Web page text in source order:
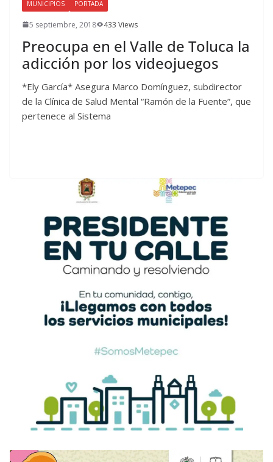
MUNICIPIOS PORTADA
5 septiembre, 2018 433 Views
Preocupa en el Valle de Toluca la
adicción por los videojuegos
*Ely García* Asegura Marco Domínguez, subdirector
de la Clínica de Salud Mental “Ramón de la Fuente”, que
pertenece al Sistema